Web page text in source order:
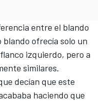
entre el blando
ofrecía solo un
izquierdo, pero a
similares.
decían que este
haciendo que